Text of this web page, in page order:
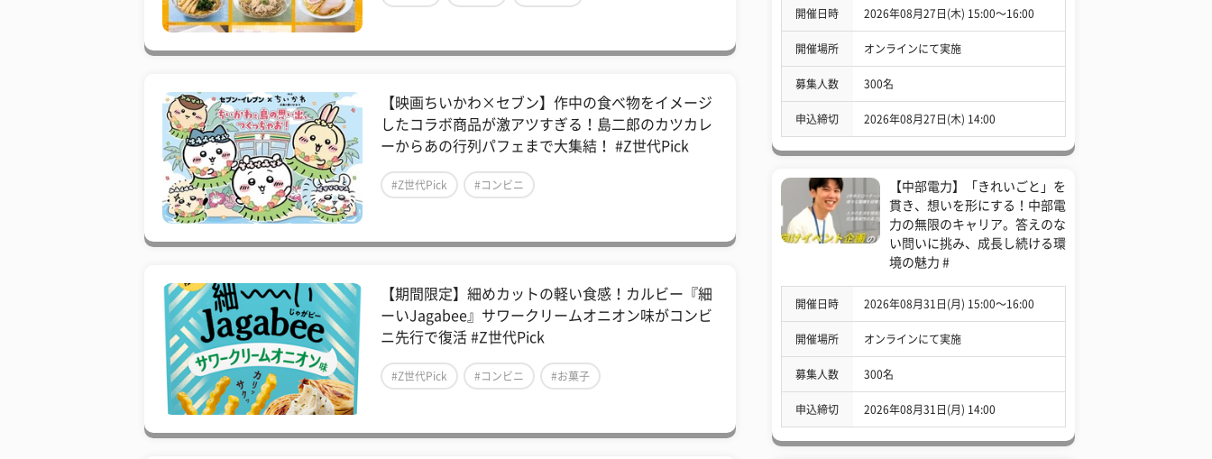
【映画ちいかわ×セブン】作中の食べ物をイメージ
したコラボ商品が激アツすぎる！島二郎のカツカレ
ーからあの行列パフェまで大集結！ #Z世代Pick
#Z世代Pick #コンビニ
【期間限定】細めカットの軽い食感！カルビー『細
ーいJagabee』サワークリームオニオン味がコンビ
ニ先行で復活 #Z世代Pick
#Z世代Pick #コンビニ #お菓子
開催日時 2026年08月27日(木) 15:00〜16:00
開催場所 オンラインにて実施
募集人数 300名
申込締切 2026年08月27日(木) 14:00
【中部電力】「きれいごと」を
貫き、想いを形にする！中部電
力の無限のキャリア。答えのな
い問いに挑み、成長し続ける環
境の魅力 #
開催日時 2026年08月31日(月) 15:00〜16:00
開催場所 オンラインにて実施
募集人数 300名
申込締切 2026年08月31日(月) 14:00